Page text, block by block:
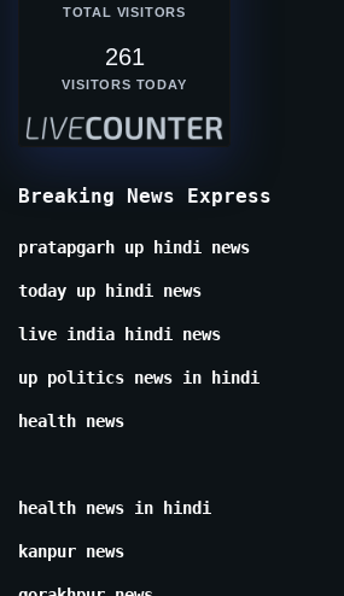
TOTAL VISITORS
261
VISITORS TODAY
Breaking News Express
pratapgarh up hindi news
today up hindi news
live india hindi news
up politics news in hindi
health news
health news in hindi
kanpur news